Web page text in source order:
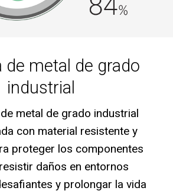
de metal de grado
industrial
metal de grado industrial
con material resistente y
proteger los componentes
daños en entornos
y prolongar la vida